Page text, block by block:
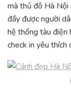
mà thủ đô Hà Nội
đầy được người
hệ thống tàu điện
check in yêu thích